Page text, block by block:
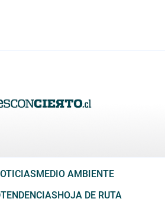
MEDIO AMBIENTE
TENDENCIASHOJA DE RUTA